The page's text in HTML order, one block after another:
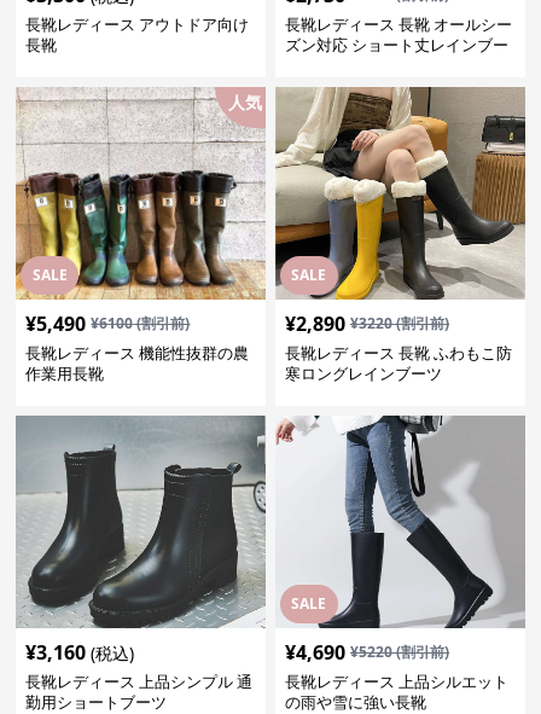
長靴レディース アウトドア向け
長靴
長靴レディース 長靴 オールシー
ズン対応 ショート丈レインブー
SALE
人気
¥5,490 ¥6100(割引前)
長靴レディース 機能性抜群の農
作業用長靴
SALE
¥2,890 ¥3220(割引前)
長靴レディース 長靴 ふわもこ防
寒ロングレインブーツ
¥3,160 (税込)
長靴レディース 上品シンプル 通
勤用ショートブーツ
SALE
¥4,690 ¥5220(割引前)
長靴レディース 上品シルエット
の雨や雪に強い長靴